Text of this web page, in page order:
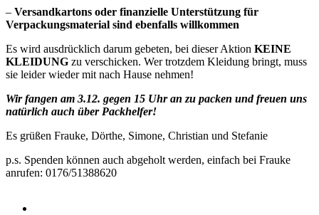
– Versandkartons oder finanzielle Unterstützung für
Verpackungsmaterial sind ebenfalls willkommen
Es wird ausdrücklich darum gebeten, bei dieser Aktion KEINE
KLEIDUNG zu verschicken. Wer trotzdem Kleidung bringt, muss
sie leider wieder mit nach Hause nehmen!
Wir fangen am 3.12. gegen 15 Uhr an zu packen und freuen uns
natürlich auch über Packhelfer!
Es grüßen Frauke, Dörthe, Simone, Christian und Stefanie
p.s. Spenden können auch abgeholt werden, einfach bei Frauke
anrufen: 0176/51388620